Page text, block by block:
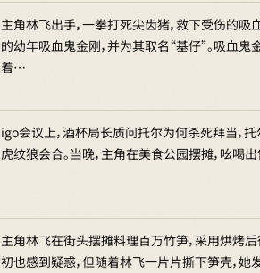
主角林飞出手，一拳打死尖齿猪，救下受伤的吸
的幼年吸血鬼金刚，并为其取名“基仔”。吸血
着…
igo会议上，酒杯局长质问托尔为何杀死拜当，
虎纹狼会合。当晚，主角在美食公园摆摊，吆喝
主角林飞在街头摆摊料理百万竹笋，采用烘烤
初也感到疑惑，但随着林飞一片片撕下笋壳，